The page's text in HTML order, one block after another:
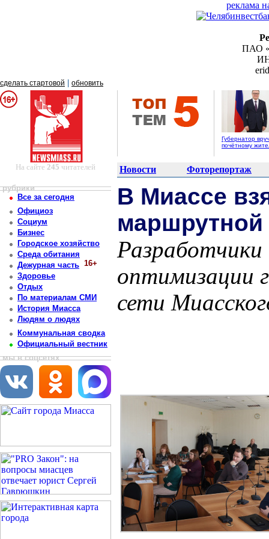
реклама
ПАО
сделать стартовой обновить
Губернатор
почётному
На сайте 245 читателей Новости Фоторепортаж
рубрики
Все за сегодня
Официоз
Социум
Бизнес
Городское хозяйство
Среда обитания
Дежурная часть 16+
Здоровье
Отдых
По материалам СМИ
История Миасса
Людям о людях
Коммунальная сводка
Официальный вестник
мы в соцсетях
В Миассе
маршрутной
Разработчики
оптимизации
сети